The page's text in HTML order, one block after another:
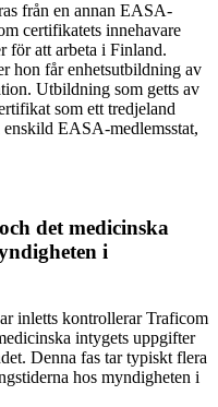
från en annan EASA-
certifikatets innehavare
för att arbeta i Finland.
hon får enhetsutbildning av
Utbildning som getts av
som ett tredjeland
EASA-medlemsstat,
det medicinska
i
inletts kontrollerar Traficom
intygets uppgifter
Denna fas tar typiskt flera
hos myndigheten i